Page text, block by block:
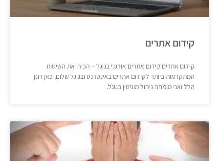
קידום אתרים
קידום אתרים קידום אתרים אורגני בגוגל – הכירו את השיטות
המתקדמות ביותר לקידום אתרים באינטרנט ובגוגל שלום, כאן רונן
הלל ואני מומחה ניהול מוניטין בגוגל.